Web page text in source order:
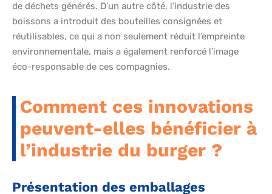
de déchets générés. D’un autre côté, l’industrie des
boissons a introduit des bouteilles consignées et
réutilisables, ce qui a non seulement réduit l’empreinte
environnementale, mais a également renforcé l’image
éco-responsable de ces compagnies.
Comment ces innovations
peuvent-elles bénéficier à
l’industrie du burger ?
Présentation des emballages